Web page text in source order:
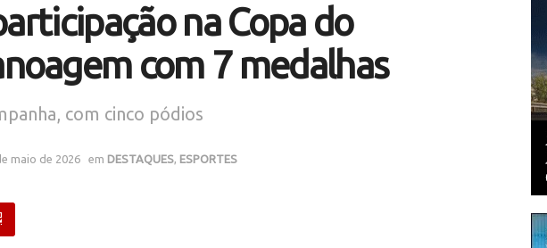
na Copa do
com 7 medalhas
com cinco pódios
maio de 2026 em DESTAQUES ESPORTES